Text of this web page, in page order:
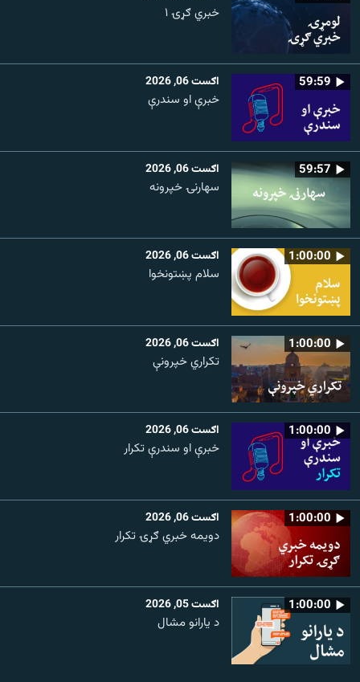
خبري ګړۍ ۱
59:59 اګست 06, 2026
خبرې او سندرې
59:57 اګست 06, 2026
سهارنۍ خپرونه
1:00:00 اګست 06, 2026
سلام پښتونخوا
1:00:00 اګست 06, 2026
تکراري خپرونې
1:00:00 اګست 06, 2026
خبرې او سندرې تکرار
1:00:00 اګست 06, 2026
دویمه خبري ګړۍ تکرار
1:00:00 اګست 05, 2026
د یارانو مشال